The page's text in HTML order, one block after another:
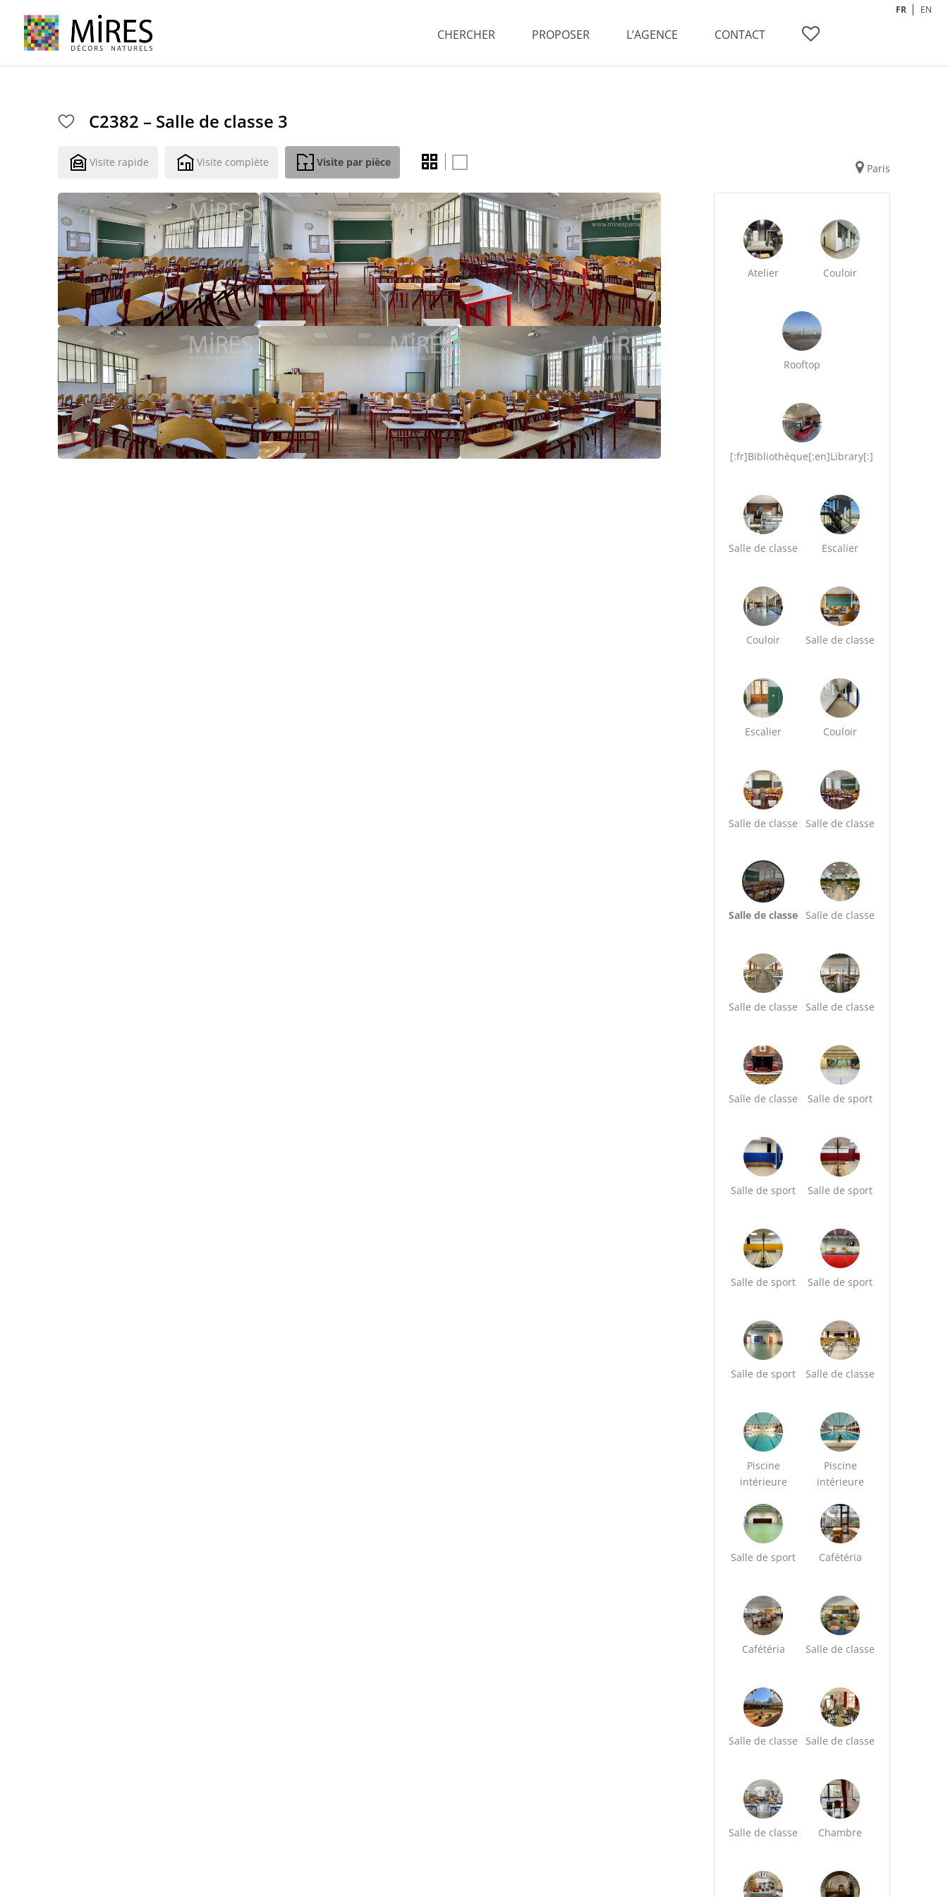
CHERCHER PROPOSER L’AGENCE CONTACT
FR EN
C2382 – Salle de classe 3
Visite rapide Visite complète Visite par pièce Paris
Atelier Couloir
Rooftop
[:fr]Bibliothèque[:en]Library[:]
Salle de classe Escalier
Couloir Salle de classe
Escalier Couloir
Salle de classe Salle de classe
Salle de classe Salle de classe
Salle de classe Salle de classe
Salle de classe Salle de sport
Salle de sport Salle de sport
Salle de sport Salle de sport
Salle de sport Salle de classe
Piscine
intérieure
Piscine
intérieure
Salle de sport Cafétéria
Cafétéria Salle de classe
Salle de classe Salle de classe
Salle de classe Chambre